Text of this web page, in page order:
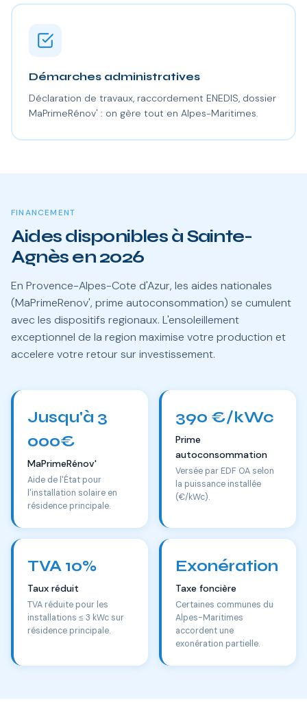
Démarches administratives
Déclaration de travaux, raccordement ENEDIS, dossier
MaPrimeRénov' : on gère tout en Alpes-Maritimes.
FINANCEMENT
Aides disponibles à Sainte-
Agnès en 2026
En Provence-Alpes-Cote d'Azur, les aides nationales
(MaPrimeRenov', prime autoconsommation) se cumulent
avec les dispositifs regionaux. L'ensoleillement
exceptionnel de la region maximise votre production et
accelere votre retour sur investissement.
Jusqu'à 3
000€
MaPrimeRénov'
Aide de l'État pour
l'installation solaire en
résidence principale.
390 €/kWc
Prime
autoconsommation
Versée par EDF OA selon
la puissance installée
(€/kWc).
TVA 10%
Taux réduit
TVA réduite pour les
installations ≤ 3 kWc sur
résidence principale.
Exonération
Taxe foncière
Certaines communes du
Alpes-Maritimes
accordent une
exonération partielle.